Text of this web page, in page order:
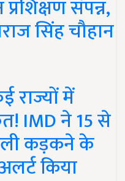
संपन्न,
सिंह चौहान
राज्यों में
IMD ने 15 से
कड़कने के
किया